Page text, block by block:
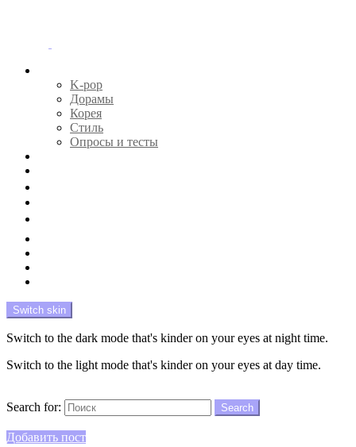
K-pop
Дорамы
Корея
Стиль
Опросы и тесты
Switch skin
Switch to the dark mode that's kinder on your eyes at night time.
Switch to the light mode that's kinder on your eyes at day time.
Search for:
Search
Добавить пост